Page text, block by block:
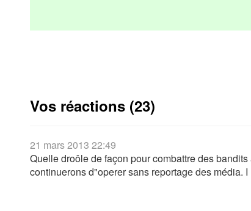
Vos réactions (23)
21 mars 2013 22:49
Quelle droôle de façon pour combattre des
continuerons d"operer sans reportage des média. I